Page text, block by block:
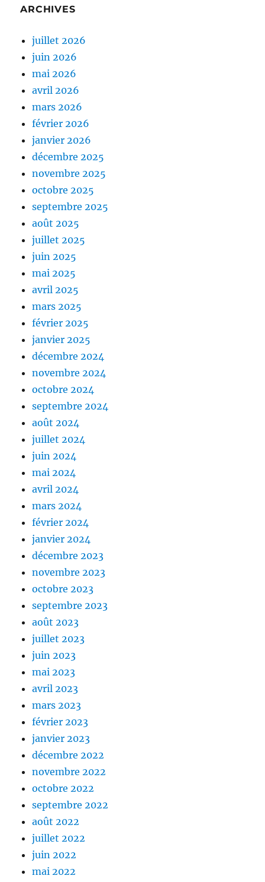
ARCHIVES
juillet 2026
juin 2026
mai 2026
avril 2026
mars 2026
février 2026
janvier 2026
décembre 2025
novembre 2025
octobre 2025
septembre 2025
août 2025
juillet 2025
juin 2025
mai 2025
avril 2025
mars 2025
février 2025
janvier 2025
décembre 2024
novembre 2024
octobre 2024
septembre 2024
août 2024
juillet 2024
juin 2024
mai 2024
avril 2024
mars 2024
février 2024
janvier 2024
décembre 2023
novembre 2023
octobre 2023
septembre 2023
août 2023
juillet 2023
juin 2023
mai 2023
avril 2023
mars 2023
février 2023
janvier 2023
décembre 2022
novembre 2022
octobre 2022
septembre 2022
août 2022
juillet 2022
juin 2022
mai 2022